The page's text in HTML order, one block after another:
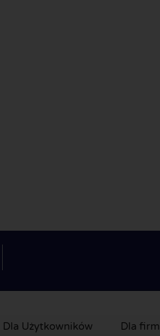
Dla Użytkowników Dla firm